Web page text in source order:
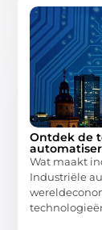
Ontdek de
Wat maakt
Industriële